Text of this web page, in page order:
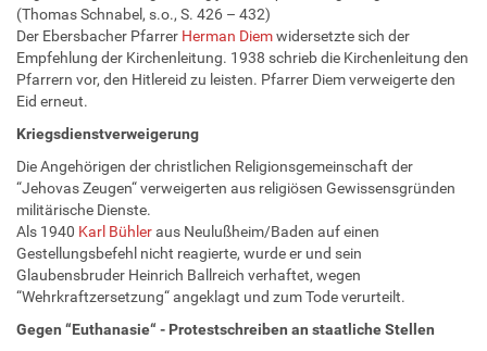
(Thomas Schnabel, s.o., S. 426 – 432)
Der Ebersbacher Pfarrer Herman Diemwidersetzte sich der
Empfehlung der Kirchenleitung. 1938 schrieb die Kirchenleitung den
Pfarrern vor, den Hitlereid zu leisten. Pfarrer Diem verweigerte den
Eid erneut.
Kriegsdienstverweigerung
Die Angehörigen der christlichen Religionsgemeinschaft der
“Jehovas Zeugen“ verweigerten aus religiösen Gewissensgründen
militärische Dienste.
Als 1940 Karl Bühleraus Neulußheim/Baden auf einen
Gestellungsbefehl nicht reagierte, wurde er und sein
Glaubensbruder Heinrich Ballreich verhaftet, wegen
“Wehrkraftzersetzung“ angeklagt und zum Tode verurteilt.
Gegen “Euthanasie“ - Protestschreiben an staatliche Stellen